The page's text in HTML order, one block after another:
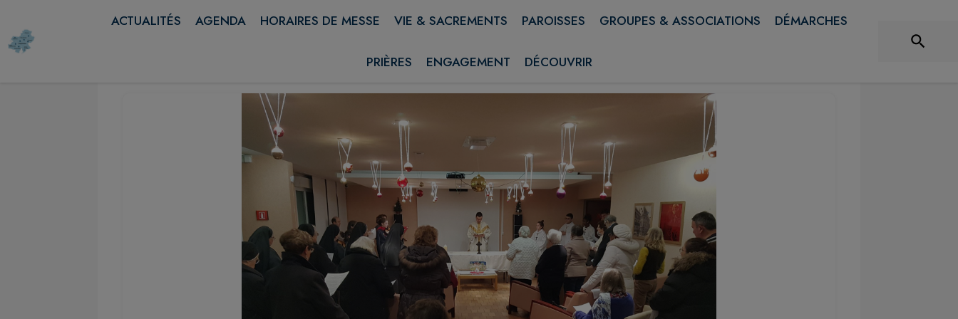
Menu Recherche Pied de page
ACTUALITÉS AGENDA HORAIRES DE MESSE VIE & SACREMENTS PAROISSES GROUPES & ASSOCIATIONS DÉMARCHES
PRIÈRES ENGAGEMENT DÉCOUVRIR
Avec nos ainés